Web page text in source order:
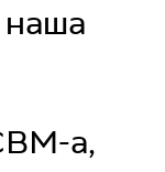
наша
а,